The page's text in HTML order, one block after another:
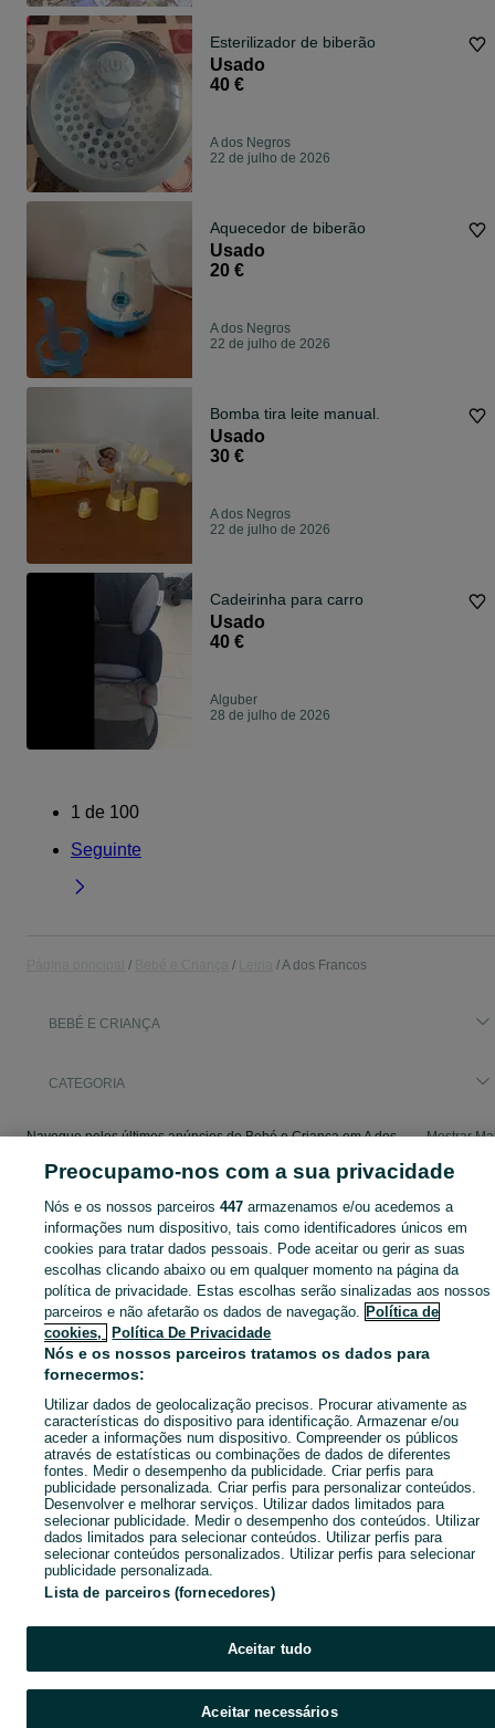
Esterilizador de biberão
Usado
40 €
A dos Negros
22 de julho de 2026
Aquecedor de biberão
Usado
20 €
A dos Negros
22 de julho de 2026
Bomba tira leite manual.
Usado
30 €
A dos Negros
22 de julho de 2026
Cadeirinha para carro
Usado
40 €
Alguber
28 de julho de 2026
1 de 100
Seguinte
A dos Francos
BEBÉ E CRIANÇA
CATEGORIA
Navegue pelos últimos anúncios de Bebé e Criança em A dos Francos no OLX Portugal. Compre e venda produtos locais com facilidade e segurança. Mostrar
Mapa de mini-sites
Pesquisas populares
Preocupamo-nos com a sua privacidade
Nós e os nossos parceiros447 armazenamos e/ou acedemos a
informações num dispositivo, tais como identificadores únicos em
cookies para tratar dados pessoais. Pode aceitar ou gerir as suas
escolhas clicando abaixo ou em qualquer momento na página da
política de privacidade. Estas escolhas serão sinalizadas aos nossos
parceiros e não afetarão os dados de navegação. Política de
cookies,
Política De Privacidade
Nós e os nossos parceiros tratamos os dados para
fornecermos:
Utilizar dados de geolocalização precisos. Procurar ativamente as
características do dispositivo para identificação. Armazenar e/ou
aceder a informações num dispositivo. Compreender os públicos
através de estatísticas ou combinações de dados de diferentes
fontes. Medir o desempenho da publicidade. Criar perfis para
publicidade personalizada. Criar perfis para personalizar conteúdos.
Desenvolver e melhorar serviços. Utilizar dados limitados para
selecionar publicidade. Medir o desempenho dos conteúdos. Utilizar
dados limitados para selecionar conteúdos. Utilizar perfis para
selecionar conteúdos personalizados. Utilizar perfis para selecionar
publicidade personalizada.
Lista de parceiros (fornecedores)
Aceitar tudo
Aceitar necessários